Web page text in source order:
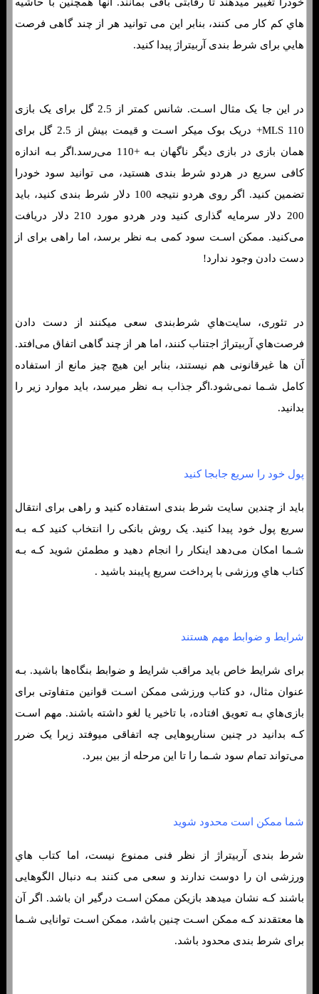
خودرا تغییر میدهند تا رقابتی باقی بمانند. انها همچنین با حاشیه
هاي‌ کم کار می کنند، بنابر این می توانید هر از چند گاهی فرصت
هایي برای شرط بندی آربیتراژ پیدا کنید.
در این جا یک مثال اسـت. شانس کمتر از 2.5 گل برای یک بازی
MLS 110+ دریک بوک میکر اسـت و قیمت بیش از 2.5 گل برای
همان بازی در بازی دیگر ناگهان بـه +110 می‌رسد.اگر بـه اندازه
کافی سریع در هردو شرط بندی هستید، می توانید سود خودرا
تضمین کنید. اگر روی هردو نتیجه 100 دلار شرط بندی کنید، باید
200 دلار سرمایه گذاری کنید ودر هردو مورد 210 دلار دریافت
می‌کنید. ممکن اسـت سود کمی بـه نظر برسد، اما راهی برای از
دست دادن وجود ندارد!
در تئوری، سایت‌هاي‌ شرط‌بندی سعی میکنند از دست دادن
فرصت‌هاي‌ آربیتراژ اجتناب کنند، اما هر از چند گاهی اتفاق می‌افتد.
آن ها غیرقانونی هم نیستند، بنابر این هیچ چیز مانع از استفاده
کامل شـما نمی‌شود.اگر جذاب بـه نظر میرسد، باید موارد زیر را
بدانید.
پول خود را سریع جابجا کنید
باید از چندین سایت شرط بندی استفاده کنید و راهی برای انتقال
سریع پول خود پیدا کنید. یک روش بانکی را انتخاب کنید کـه بـه
شـما امکان می‌دهد اینکار را انجام دهید و مطمئن شوید کـه بـه
کتاب هاي‌ ورزشی با پرداخت سریع پایبند باشید .
شرایط و ضوابط مهم هستند
برای شرایط خاص باید مراقب شرایط و ضوابط بنگاه‌ها باشید. بـه
عنوان مثال، دو کتاب ورزشی ممکن اسـت قوانین متفاوتی برای
بازی‌هاي‌ بـه تعویق افتاده، با تاخیر یا لغو داشته باشند. مهم اسـت
کـه بدانید در چنین سناریوهایی چه اتفاقی میوفتد زیرا یک ضرر
می‌تواند تمام سود شـما را تا این مرحله از بین ببرد.
شما ممکن است محدود شوید
شرط بندی آربیتراژ از نظر فنی ممنوع نیست، اما کتاب هاي‌
ورزشی ان را دوست ندارند و سعی می کنند بـه دنبال الگوهایی
باشند کـه نشان میدهد بازیکن ممکن اسـت درگیر ان باشد. اگر آن
ها معتقدند کـه ممکن اسـت چنین باشد، ممکن اسـت توانایی شـما
برای شرط بندی محدود باشد.